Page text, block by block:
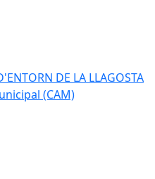
DE LA LLAGOSTA
(CAM)